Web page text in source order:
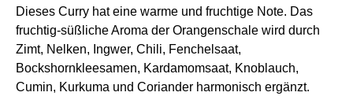
Dieses Curry hat eine warme und fruchtige Note. Das
fruchtig-süßliche Aroma der Orangenschale wird durch
Zimt, Nelken, Ingwer, Chili, Fenchelsaat,
Bockshornkleesamen, Kardamomsaat, Knoblauch,
Cumin, Kurkuma und Coriander harmonisch ergänzt.